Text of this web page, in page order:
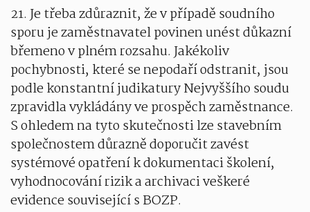
21. Je třeba zdůraznit, že v případě soudního
sporu je zaměstnavatel povinen unést důkazní
břemeno v plném rozsahu. Jakékoliv
pochybnosti, které se nepodaří odstranit, jsou
podle konstantní judikatury Nejvyššího soudu
zpravidla vykládány ve prospěch zaměstnance.
S ohledem na tyto skutečnosti lze stavebním
společnostem důrazně doporučit zavést
systémové opatření k dokumentaci školení,
vyhodnocování rizik a archivaci veškeré
evidence související s BOZP.